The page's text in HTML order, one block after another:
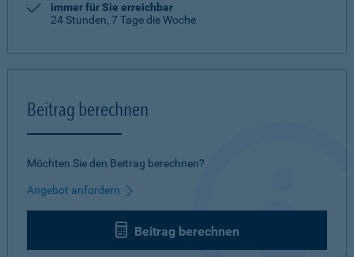
immer für Sie erreichbar
24 Stunden, 7 Tage die Woche
Beitrag berechnen
Möchten Sie den Beitrag berechnen?
Angebot anfordern
Beitrag berechnen